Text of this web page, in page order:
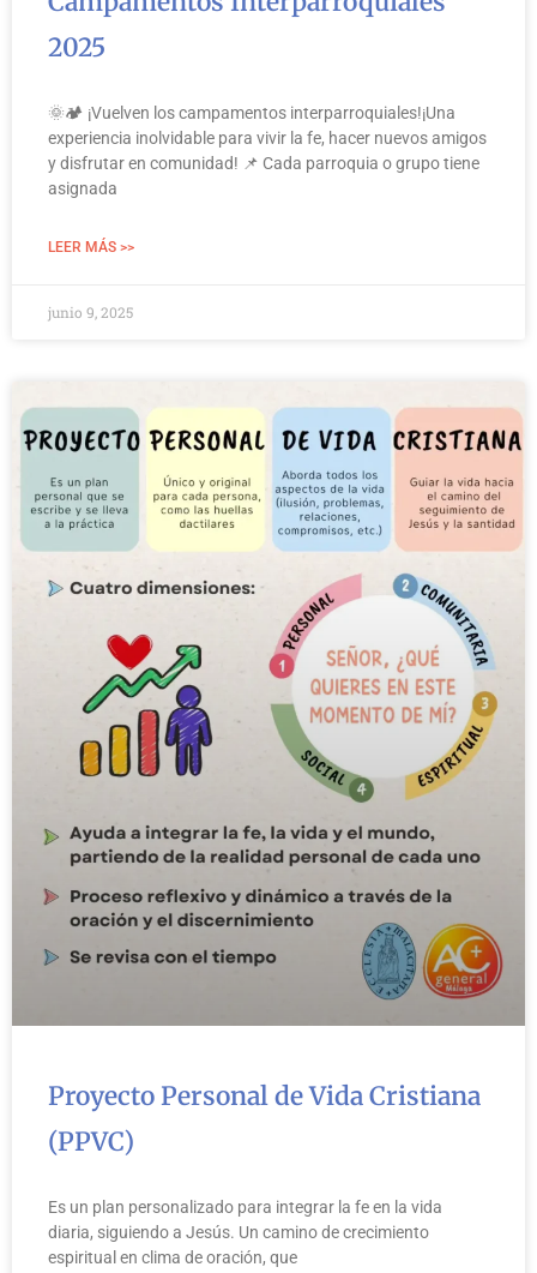
2025
🌞🏕️ ¡Vuelven los campamentos interparroquiales!¡Una
experiencia inolvidable para vivir la fe, hacer nuevos amigos
y disfrutar en comunidad! 📌 Cada parroquia o grupo tiene
asignada
LEER MÁS >>
junio 9, 2025
Proyecto Personal de Vida Cristiana
(PPVC)
Es un plan personalizado para integrar la fe en la vida
diaria, siguiendo a Jesús. Un camino de crecimiento
espiritual en clima de oración, que